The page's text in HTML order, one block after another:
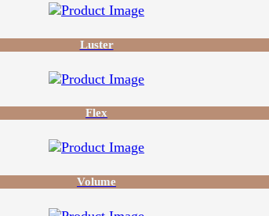
Luster
Flex
Volume